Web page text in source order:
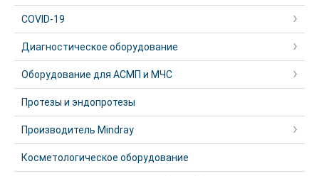
COVID-19
Диагностическое оборудование
Оборудование для АСМП и МЧС
Протезы и эндопротезы
Производитель Mindray
Косметологическое оборудование